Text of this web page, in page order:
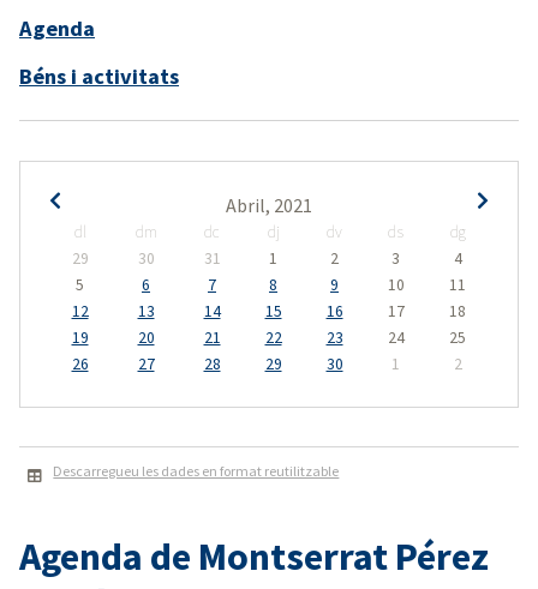
Agenda
Béns i activitats
Abril, 2021
dl dm dc dj dv ds
dg
29
30 31 1 2 3
4
5
6 7 8 9 10
11
12
13 14 15 16 17
18
19
20 21 22 23 24
25
26
27 28 29 30 1 2
Descarregueu les dades en format reutilitzable
Agenda de Montserrat Pérez